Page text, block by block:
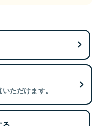
ただけます。